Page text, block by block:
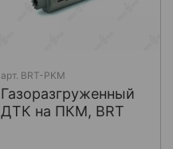
арт. BRT-PKM
Газоразгруженный
ДТК на ПКМ, BRT